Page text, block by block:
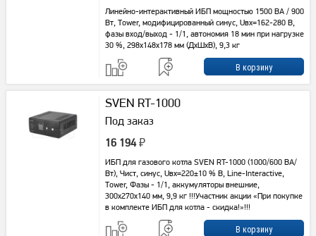
Линейно-интерактивный ИБП мощностью 1500 ВА / 900
Вт, Tower, модифицированный синус, Uвх=162-280 В,
фазы вход/выход - 1/1, автономия 18 мин при нагрузке
30 %, 298х148х178 мм (ДхШхВ), 9,3 кг
SVEN RT-1000
Под заказ
16 194 ₽
ИБП для газового котла SVEN RT-1000 (1000/600 ВА/
Вт), Чист, синус, Uвх=220±10 % В, Line-Interactive,
Tower, Фазы - 1/1, аккумуляторы внешние,
300х270х140 мм, 9,9 кг !!!Участник акции «При покупке
в комплекте ИБП для котла - скидка!»!!!